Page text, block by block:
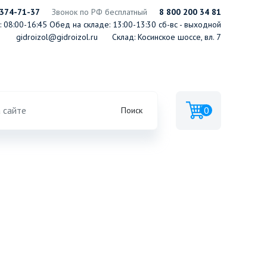
71-37 Звонок по РФ бесплатный
8 800 200 34 81
08:00-16:45 Обед на складе: 13:00-13:30 сб-вс - выходной
gidroizol@gidroizol.ru
Склад: Косинское шоссе, вл. 7
Поиск 0